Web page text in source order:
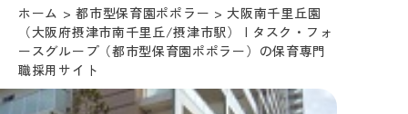
ホーム >都市型保育園ポポラー >大阪南千里丘園
（大阪府摂津市南千里丘/摂津市駅） | タスク・フォ
ースグループ（都市型保育園ポポラー）の保育専門
職採用サイト